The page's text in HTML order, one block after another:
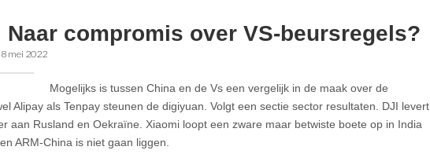
Naar compromis over VS-beursregels?
8 mei 2022
Mogelijks is tussen China en de Vs een vergelijk in de maak over de
Alipay als Tenpay steunen de digiyuan. Volgt een sectie sector resultaten. DJI levert
aan Rusland en Oekraïne. Xiaomi loopt een zware maar betwiste boete op in India
ARM-China is niet gaan liggen.